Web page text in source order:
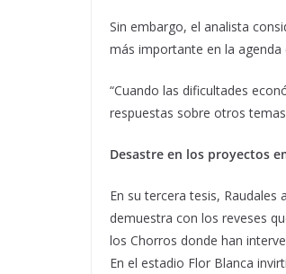
Sin embargo, el analista
más importante en la agenda
“Cuando las dificultades
respuestas sobre otros
Desastre en los proyectos
En su tercera tesis,
demuestra con los reveses
los Chorros donde han
En el estadio Flor Blanca